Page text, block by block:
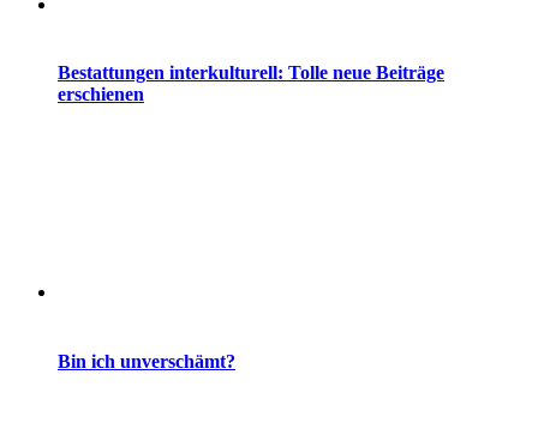
Bestattungen interkulturell: Tolle neue Beiträge
erschienen
Bin ich unverschämt?